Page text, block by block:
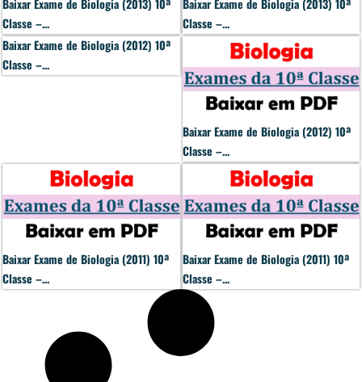
Baixar Exame de Biologia (2013) 10ª
Classe –...
Baixar Exame de Biologia (2013) 10ª
Classe –...
Baixar Exame de Biologia (2012) 10ª
Classe –...
Baixar Exame de Biologia (2012) 10ª
Classe –...
Baixar Exame de Biologia (2011) 10ª
Classe –...
Baixar Exame de Biologia (2011) 10ª
Classe –...